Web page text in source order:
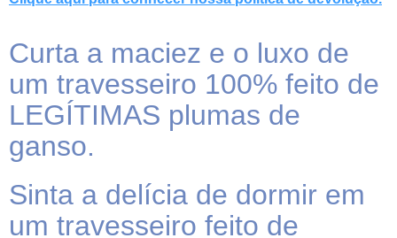
Curta a maciez e o luxo de
um travesseiro 100% feito de
LEGÍTIMAS plumas de
ganso.
Sinta a delícia de dormir em
um travesseiro feito de